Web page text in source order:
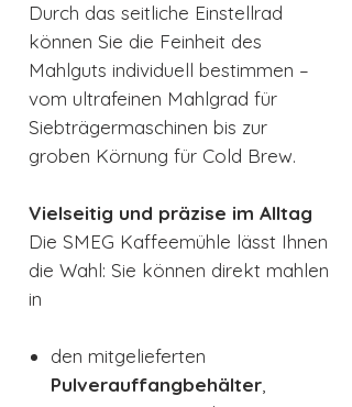
Durch das seitliche Einstellrad
können Sie die Feinheit des
Mahlguts individuell bestimmen –
vom ultrafeinen Mahlgrad für
Siebträgermaschinen bis zur
groben Körnung für Cold Brew.
Vielseitig und präzise im Alltag
Die SMEG Kaffeemühle lässt Ihnen
die Wahl: Sie können direkt mahlen
in
den mitgelieferten
Pulverauffangbehälter,